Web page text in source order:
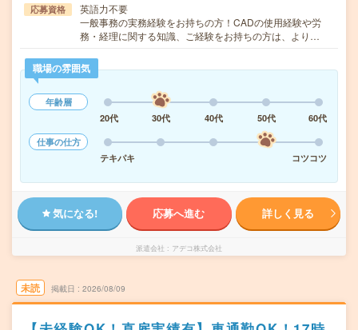
応募資格
英語力不要
一般事務の実務経験をお持ちの方！CADの使用経験や労
務・経理に関する知識、ご経験をお持ちの方は、より…
職場の雰囲気
年齢層
20代
30代 40代 50代
60代
仕事の仕方
テキパキ
コツコツ
気になる! 応募へ進む 詳しく見る
派遣会社 アデコ株式会社
未読 掲載日 2026/08/09